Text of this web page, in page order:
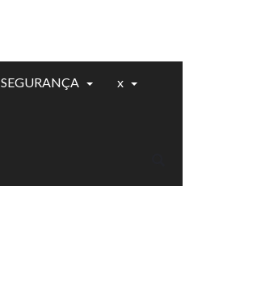
SEGURANÇA x